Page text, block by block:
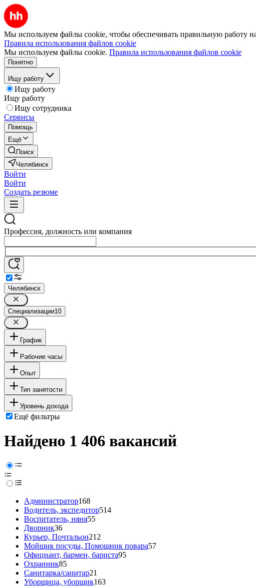
Мы используем файлы cookie, чтобы обеспечивать правильную работу
Правила использования файлов cookie
Мы используем файлы cookie. Правила использования файлов cookie
Понятно
Ищу работу
Ищу работу
Ищу работу
Ищу сотрудника
Сервисы
Помощь
Ещё
Поиск
Челябинск
Войти
Войти
Создать резюме
Профессия, должность или компания
Челябинск
Специализации10
График
Рабочие часы
Опыт
Тип занятости
Уровень дохода
Ещё фильтры
Найдено 1 406 вакансий
Администратор168
Водитель, экспедитор514
Воспитатель, няня55
Дворник36
Курьер, Почтальон212
Мойщик посуды, Помощник повара57
Официант, бармен, бариста95
Охранник85
Санитарка/санитар21
Уборщица, уборщик163